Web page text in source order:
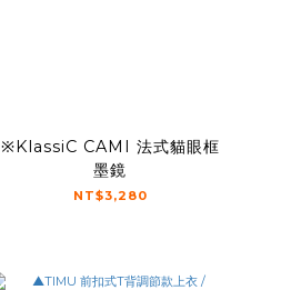
※KlassiC CAMI 法式貓眼框
墨鏡
NT$3,280